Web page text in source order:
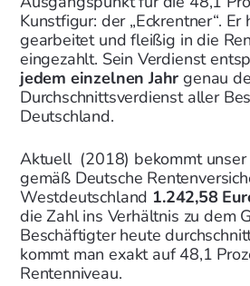
Kunstfigur: der „Eckrentner“.
gearbeitet und fleißig in die
eingezahlt. Sein Verdienst
jedem einzelnen Jahr genau
Durchschnittsverdienst aller
Deutschland.
Aktuell (2018) bekommt unser
gemäß Deutsche
Westdeutschland 1.242,58
die Zahl ins Verhältnis zu dem
Beschäftigter heute
kommt man exakt auf 48,1
Rentenniveau.